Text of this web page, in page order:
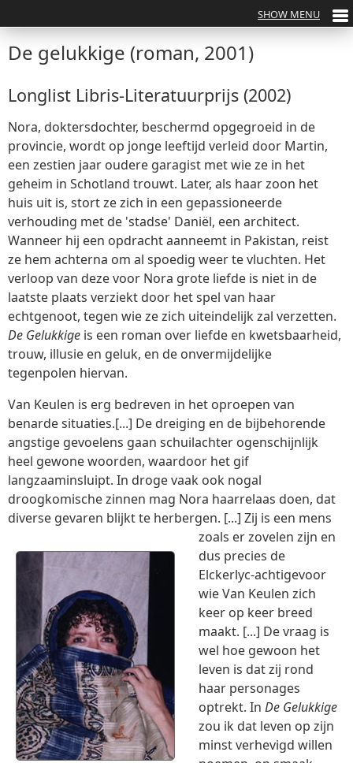
De gelukkige (roman, 2001)
Longlist Libris-Literatuurprijs (2002)
Nora, doktersdochter, beschermd opgegroeid in de
provincie, wordt op jonge leeftijd verleid door Martin,
een zestien jaar oudere garagist met wie ze in het
geheim in Schotland trouwt. Later, als haar zoon het
huis uit is, stort ze zich in een gepassioneerde
verhouding met de 'stadse' Daniël, een architect.
Wanneer hij een opdracht aanneemt in Pakistan, reist
ze hem achterna om al spoedig weer te vluchten. Het
verloop van deze voor Nora grote liefde is niet in de
laatste plaats verziekt door het spel van haar
echtgenoot, tegen wie ze zich uiteindelijk zal verzetten.
De Gelukkige is een roman over liefde en kwetsbaarheid,
trouw, illusie en geluk, en de onvermijdelijke
tegenpolen hiervan.
Van Keulen is erg bedreven in het oproepen van
benarde situaties.[...] De dreiging en de bijbehorende
angstige gevoelens gaan schuilachter ogenschijnlijk
heel gewone woorden, waardoor het gif
langzaaminsluipt. In droge vaak ook nogal
droogkomische zinnen mag Nora haarrelaas doen, dat
diverse gevaren blijkt te herbergen. [...] Zij is een mens
zoals er zovelen zijn en
dus precies de
Elckerlyc-achtigevoor
wie Van Keulen zich
keer op keer breed
maakt. [...] De vraag is
wel hoe gewoon het
leven is dat zij rond
haar personages
optrekt. In De Gelukkige
zou ik dat leven op zijn
minst verhevigd willen